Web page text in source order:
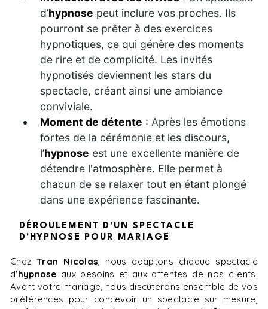
d’hypnose peut inclure vos proches. Ils
pourront se prêter à des exercices
hypnotiques, ce qui génère des moments
de rire et de complicité. Les invités
hypnotisés deviennent les stars du
spectacle, créant ainsi une ambiance
conviviale.
Moment de détente : Après les émotions
fortes de la cérémonie et les discours,
l’hypnose est une excellente manière de
détendre l'atmosphère. Elle permet à
chacun de se relaxer tout en étant plongé
dans une expérience fascinante.
DÉROULEMENT D'UN SPECTACLE
D'HYPNOSE POUR MARIAGE
ChezTran Nicolas, nous adaptons chaque spectacle
d'hypnose aux besoins et aux attentes de nos clients.
Avant votre mariage, nous discuterons ensemble de vos
préférences pour concevoir un spectacle sur mesure,